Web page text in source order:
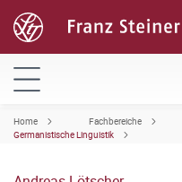
Home Fachbereiche
Germanistische Linguistik